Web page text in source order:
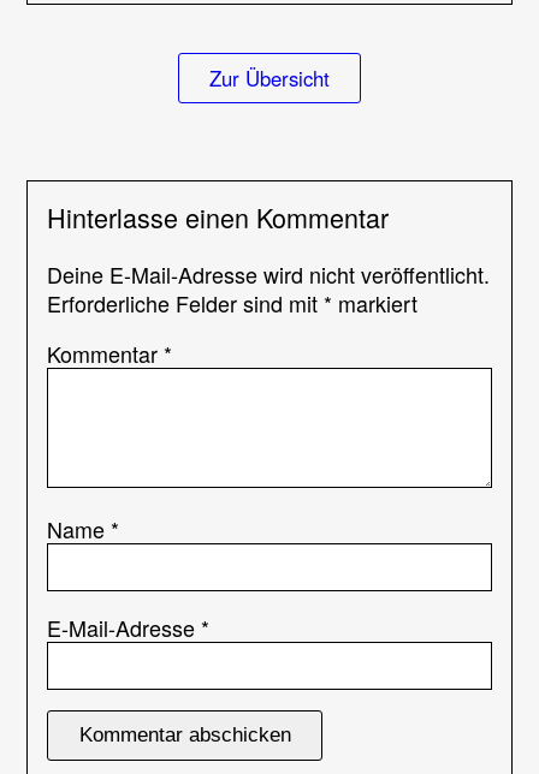
Zur Übersicht
Hinterlasse einen Kommentar
Deine E-Mail-Adresse wird nicht veröffentlicht.
Erforderliche Felder sind mit * markiert
Kommentar *
Name *
E-Mail-Adresse *